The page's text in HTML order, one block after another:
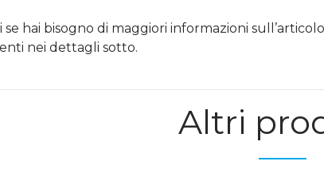
se hai bisogno di maggiori informazioni
nei dettagli sotto.
Altri